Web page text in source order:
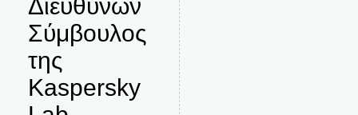
Διευθύνων
Σύμβουλος
της
Kaspersky